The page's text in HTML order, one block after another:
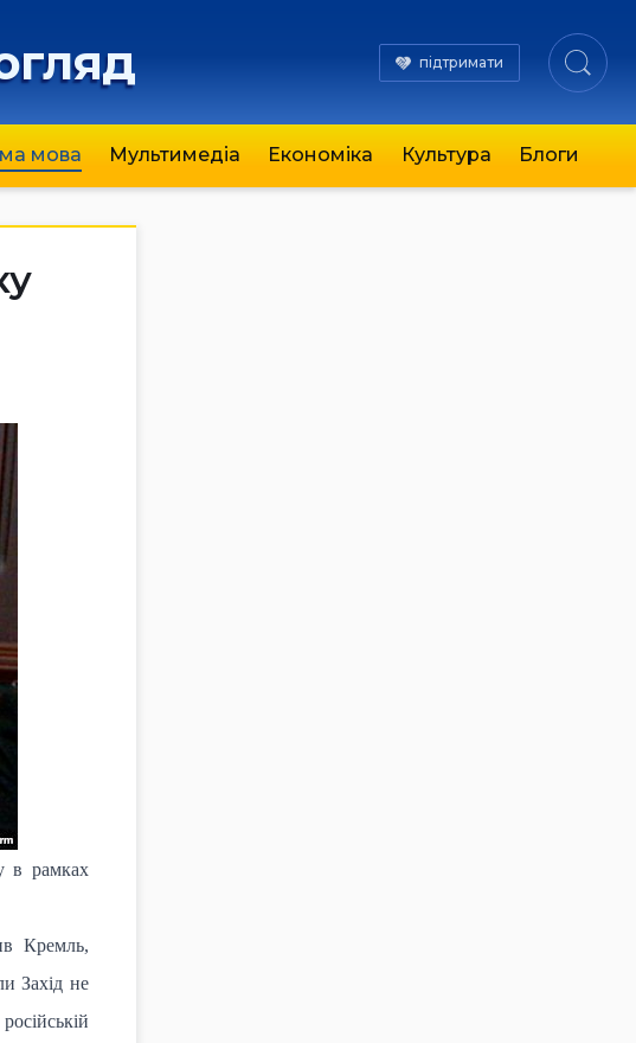
підтримати
мова Мультимедіа Економіка Культура Блоги
в рамках
Кремль,
Захід не